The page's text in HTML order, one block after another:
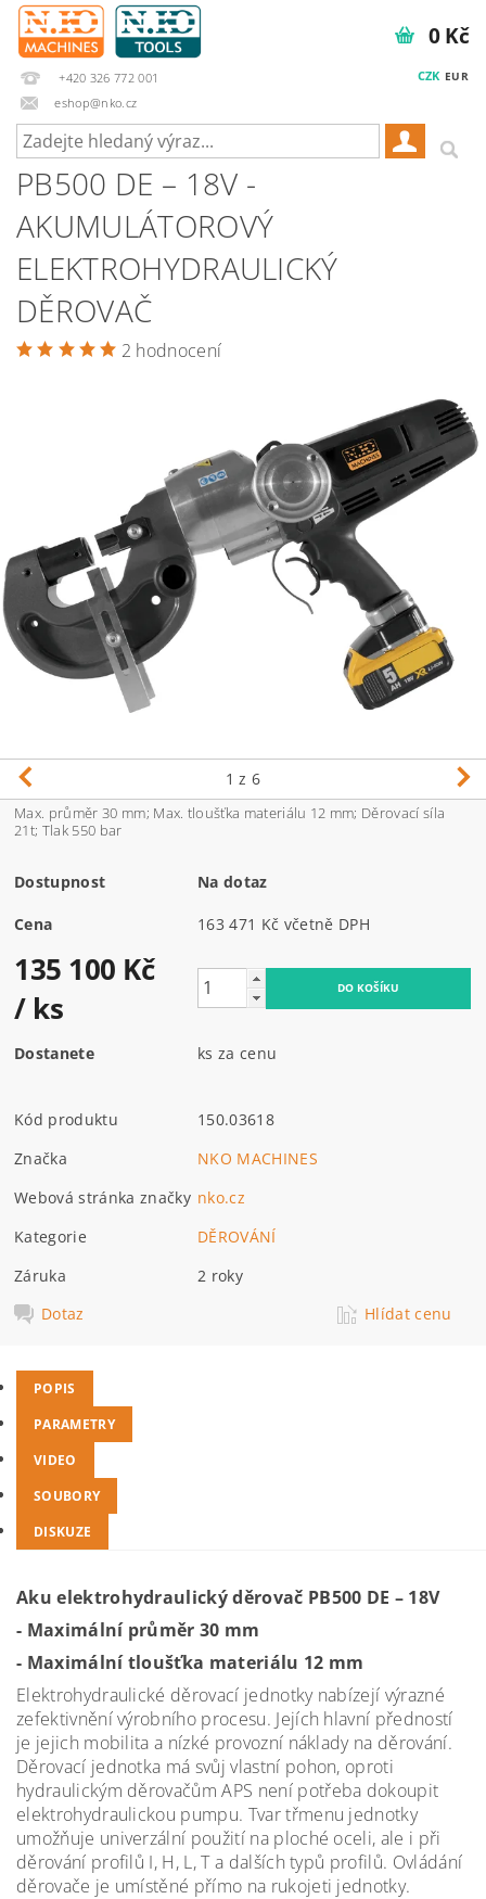
+420 326 772 001
eshop@nko.cz
CZK EUR
0 Kč
PB500 DE – 18V -
AKUMULÁTOROVÝ
ELEKTROHYDRAULICKÝ
DĚROVAČ
2 hodnocení
1 z 6
Max. průměr 30 mm; Max. tloušťka materiálu 12 mm; Děrovací síla
21t; Tlak 550 bar
Dostupnost Na dotaz
Cena 163 471 Kč včetně DPH
135 100 Kč
/ ks
Dostanete ks za cenu
Kód produktu
150.03618
Značka
NKO MACHINES
Webová stránka značky nko.cz
Kategorie
DĚROVÁNÍ
Záruka
2 roky
Dotaz
Hlídat cenu
POPIS
PARAMETRY
VIDEO
SOUBORY
DISKUZE
Aku elektrohydraulický děrovač PB500 DE – 18V
- Maximální průměr 30 mm
- Maximální tloušťka materiálu 12 mm
Elektrohydraulické děrovací jednotky nabízejí výrazné
zefektivnění výrobního procesu. Jejích hlavní předností
je jejich mobilita a nízké provozní náklady na děrování.
Děrovací jednotka má svůj vlastní pohon, oproti
hydraulickým děrovačům APS není potřeba dokoupit
elektrohydraulickou pumpu. Tvar třmenu jednotky
umožňuje univerzální použití na ploché oceli, ale i při
děrování profilů I, H, L, T a dalších typů profilů. Ovládání
děrovače je umístěné přímo na rukojeti jednotky.